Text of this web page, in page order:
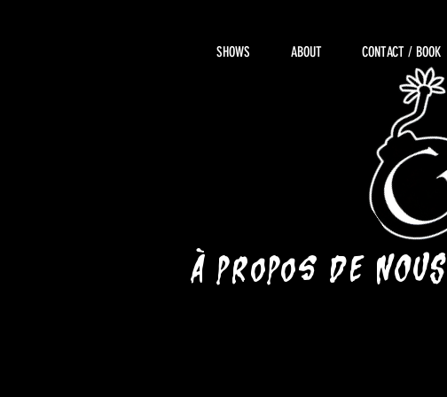
SHOWS ABOUT CONTACT / BOOK
À propos de NOUS